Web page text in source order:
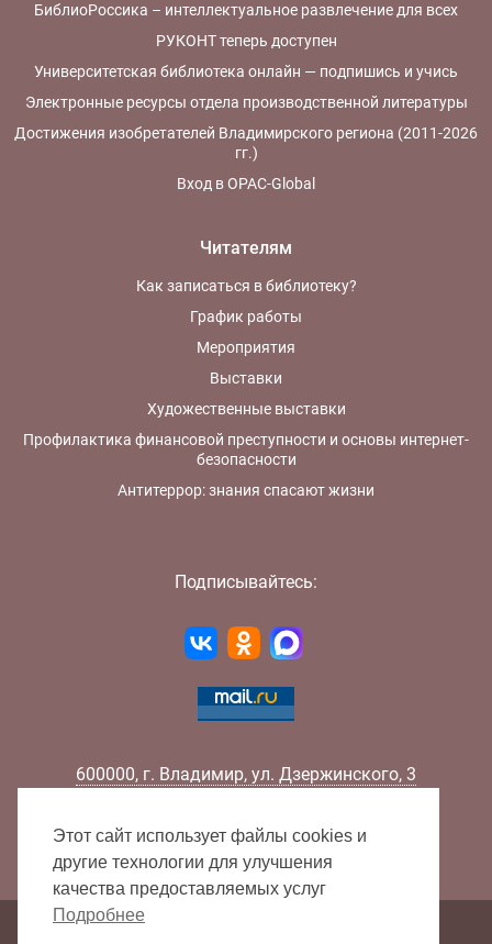
БиблиоРоссика – интеллектуальное развлечение для всех
РУКОНТ теперь доступен
Университетская библиотека онлайн — подпишись и учись
Электронные ресурсы отдела производственной литературы
Достижения изобретателей Владимирского региона (2011-2026
гг.)
Вход в OPAC-Global
Читателям
Как записаться в библиотеку?
График работы
Мероприятия
Выставки
Художественные выставки
Профилактика финансовой преступности и основы интернет-
безопасности
Антитеррор: знания спасают жизни
Подписывайтесь:
600000, г. Владимир, ул. Дзержинского, 3
Факс:
+7 (4922) 32-52-88
E-mail:
info@lib33.ru
Этот сайт использует файлы cookies и
другие технологии для улучшения
качества предоставляемых услуг
Подробнее